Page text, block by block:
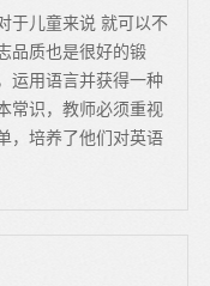
于儿童来说 就可以不
品质也是很好的锻
运用语言并获得一种
常识，教师必须重视
，培养了他们对英语